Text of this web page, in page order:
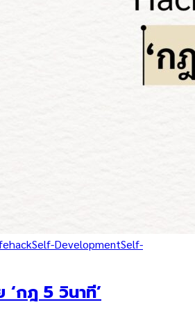
Self-DevelopmentSelf-
กฎ 5 วินาที’